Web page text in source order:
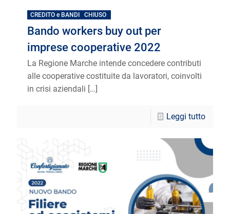
CREDITO e BANDI CHIUSO
Bando workers buy out per
imprese cooperative 2022
La Regione Marche intende concedere contributi
alle cooperative costituite da lavoratori, coinvolti
in crisi aziendali […]
Leggi tutto